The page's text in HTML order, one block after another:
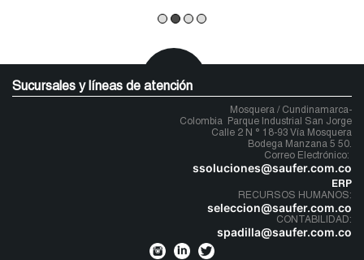
Sucursales y líneas de atención
Mosquera / Cundinamarca-
Colombia
Parque Industrial San Jorge
Calle 2 N ° 18-93 Vía Mosquera
Bodega Manzana 5 50.
Correo Electrónico:
ssoluciones@saufer.com.co
ERP
RECURSOS HUMANOS:
seleccion@saufer.com.co
CONTABILIDAD:
spadilla@saufer.com.co